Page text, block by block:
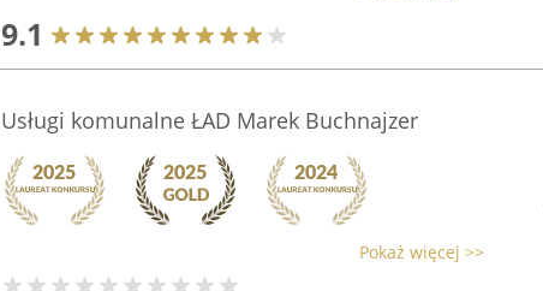
9.1
Usługi komunalne ŁAD Marek Buchnajzer
Pokaż więcej >>